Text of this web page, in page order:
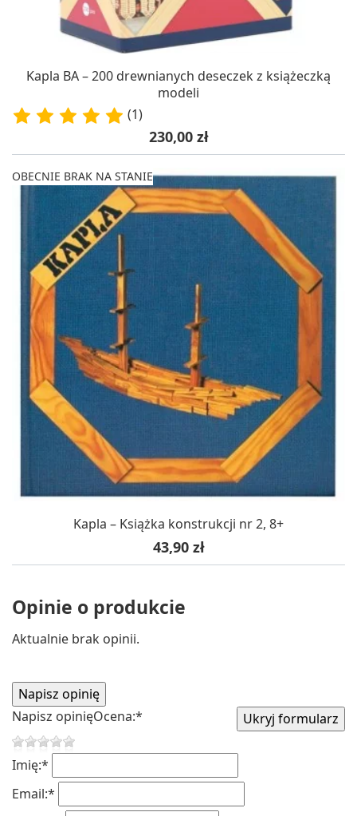
Kapla BA – 200 drewnianych deseczek z książeczką
modeli
(1)
Cena
230,00 zł
Kapla – Książka konstrukcji nr 2, 8+
Cena
43,90 zł
OBECNIE BRAK NA STANIE
Opinie o produkcie
Aktualnie brak opinii.
Napisz opinięOcena:*
Imię:*
Email:*